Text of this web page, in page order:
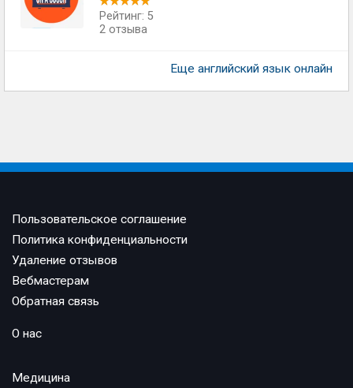
Рейтинг: 5
2 отзыва
Еще английский язык онлайн
Пользовательское соглашение
Политика конфиденциальности
Удаление отзывов
Вебмастерам
Обратная связь
О нас
Медицина